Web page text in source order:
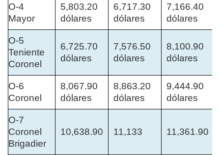
O-4
Mayor
5,803.20
dólares
6,717.30
dólares
7,166.40
dólares
O-5
Teniente
Coronel
6,725.70
dólares
7,576.50
dólares
8,100.90
dólares
O-6
Coronel
8,067.90
dólares
8,863.20
dólares
9,444.90
dólares
O-7
Coronel
Brigadier
10,638.90 11,133 11,361.90